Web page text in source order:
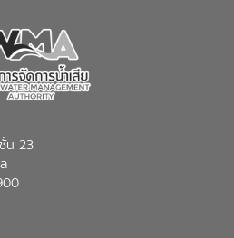
(อจน.) มาผสานกับประสบการณ์และ
เทคโนโลยีโครงข่ายน้ำครบวงจรในพื้นที่ EEC
ของอีสท์ วอเตอร์ เพื่อร่วมกันศึกษา
เทคโนโลยีการปรับปรุงคุณภาพน้ำ (Water
Reuse) และพัฒนารูปแบบการดำเนินงาน
ใช้น้ำที่พุ่งสูงขึ้นจากการขยายตัวของ
การองค์การจัดการน้ำเสีย กล่าวถึงภารกิจ
น 23